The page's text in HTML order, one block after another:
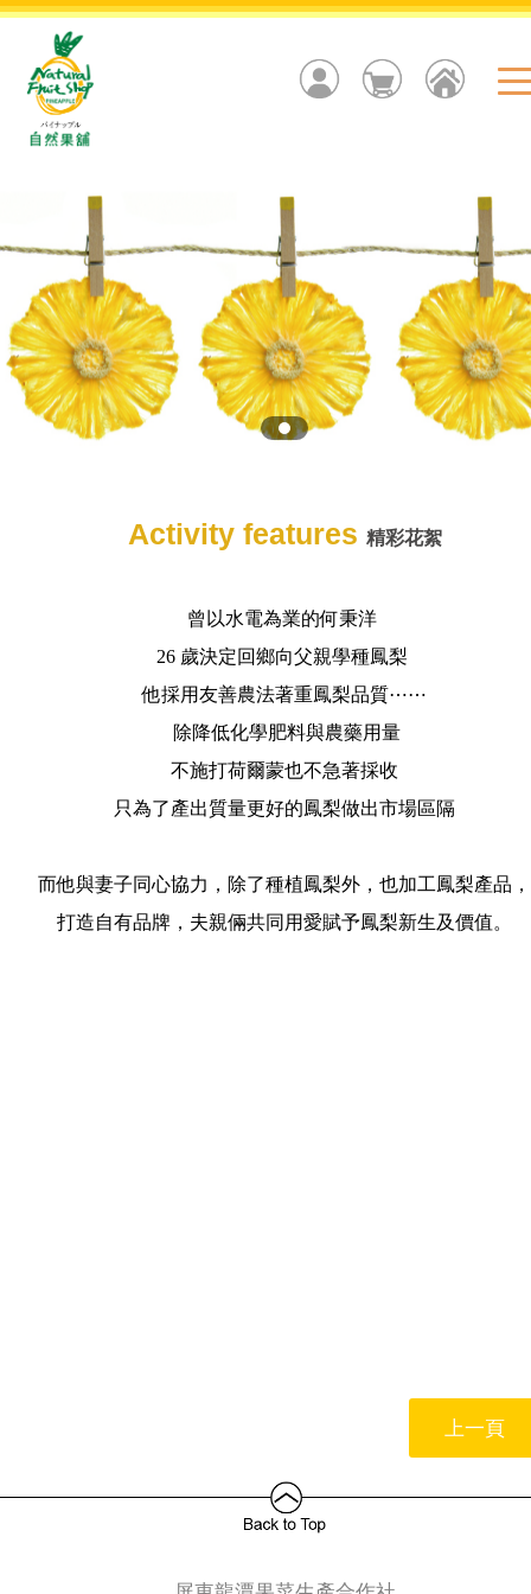
Activity features 精彩花絮
曾以水電為業的何秉洋
26 歲決定回鄉向父親學種鳳梨
他採用友善農法著重鳳梨品質⋯⋯
除降低化學肥料與農藥用量
不施打荷爾蒙也不急著採收
只為了產出質量更好的鳳梨做出市場區隔
而他與妻子同心協力，除了種植鳳梨外，也加工鳳梨產品，
打造自有品牌，夫親倆共同用愛賦予鳳梨新生及價值。
上一頁